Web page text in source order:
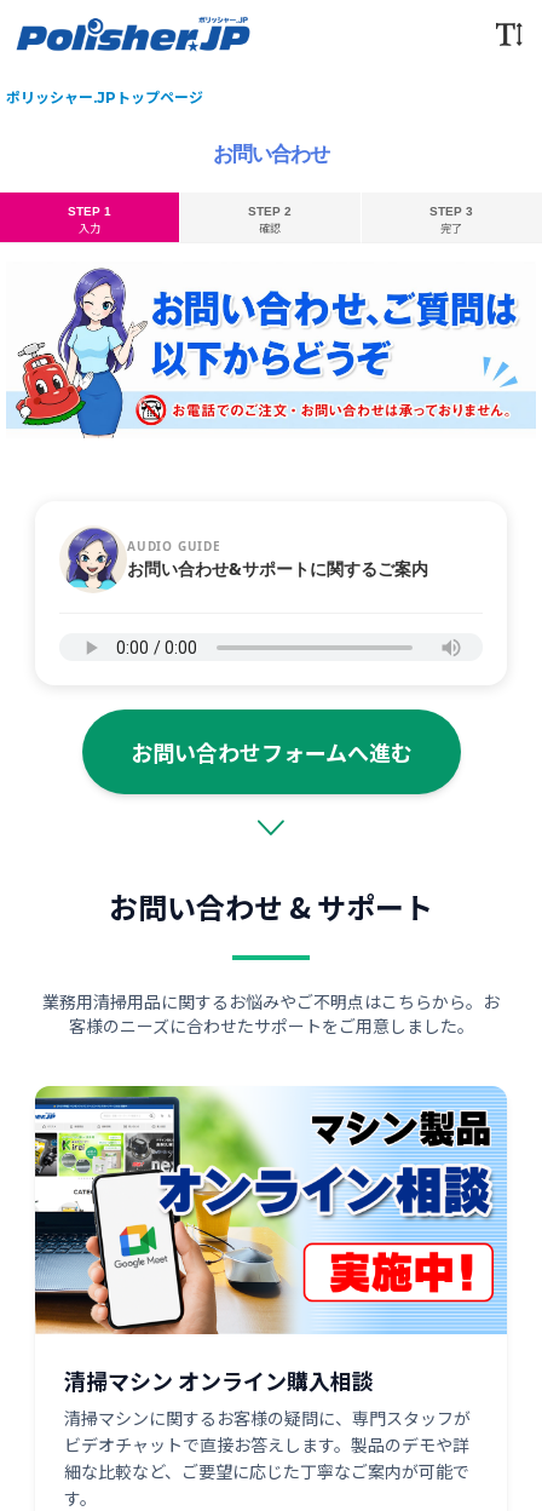
ポリッシャー.JPトップページ
お問い合わせ
STEP 1
入力
STEP 2
確認
STEP 3
完了
AUDIO GUIDE
お問い合わせ&サポートに関するご案内
お問い合わせフォームへ進む
お問い合わせ & サポート
業務用清掃用品に関するお悩みやご不明点はこちらから。お
客様のニーズに合わせたサポートをご用意しました。
清掃マシン オンライン購入相談
清掃マシンに関するお客様の疑問に、専門スタッフが
ビデオチャットで直接お答えします。製品のデモや詳
細な比較など、ご要望に応じた丁寧なご案内が可能で
す。